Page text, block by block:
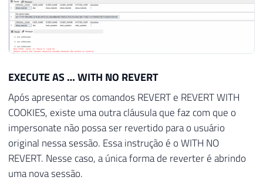
EXECUTE AS … WITH NO REVERT
Após apresentar os comandos REVERT e REVERT WITH
COOKIES, existe uma outra cláusula que faz com que o
impersonate não possa ser revertido para o usuário
original nessa sessão. Essa instrução é o WITH NO
REVERT. Nesse caso, a única forma de reverter é abrindo
uma nova sessão.